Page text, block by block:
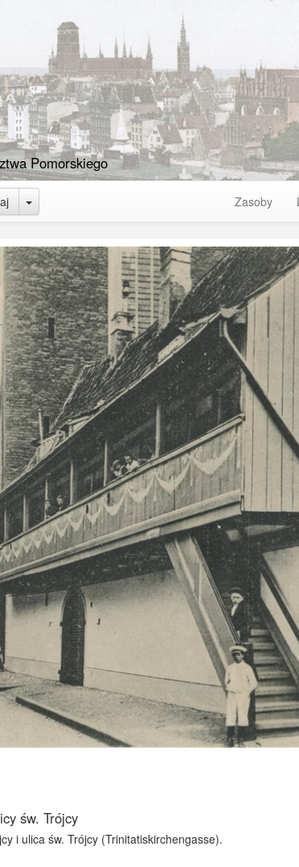
Pomorskiego
Toggle Dropdown Zasoby
św. Trójcy
i ulica św. Trójcy (Trinitatiskirchengasse).